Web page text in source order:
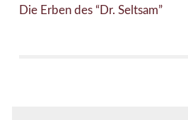
Die Erben des “Dr. Seltsam”